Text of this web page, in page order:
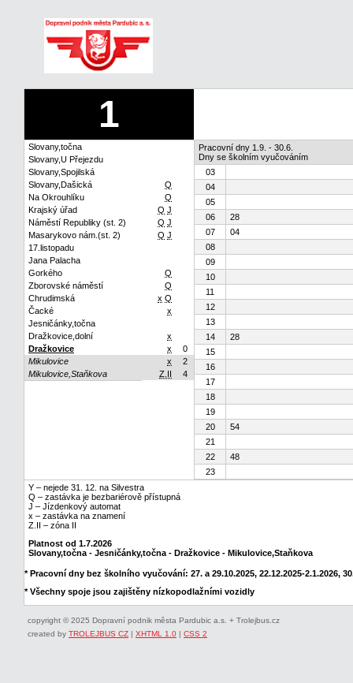
1
Slovany,točna
Slovany,U Přejezdu
Slovany,Spojilská
Slovany,Dašická
Q
Na Okrouhlíku
Q
Krajský úřad
Q J
Náměstí Republiky (st. 2)
Q J
Masarykovo nám.(st. 2)
Q J
17.listopadu
Jana Palacha
Gorkého
Q
Zborovské náměstí
Q
Chrudimská
x Q
Čacké
x
Jesničánky,točna
Dražkovice,dolní
x
Dražkovice
x
0
Mikulovice
x
2
Mikulovice,Staňkova
Z.II 4
Pracovní dny 1.9. - 30.6.
Dny se školním vyučováním
03
04
05
06
28
07
04
08
09
10
11
12
13
14
28
15
16
17
18
19
20
54
21
22
48
23
Y – nejede 31. 12. na Silvestra
Q – zastávka je bezbariérově přístupná
J – Jízdenkový automat
x – zastávka na znamení
Z.II – zóna II
Platnost od 1.7.2026
Slovany,točna - Jesničánky,točna - Dražkovice - Mikulovice,Staňkova
* Pracovní dny bez školního vyučování: 27. a 29.10.2025, 22.12.2025-2.1.2026,
* Všechny spoje jsou zajištěny nízkopodlažními vozidly
copyright © 2025 Dopravní podnik města Pardubic a.s. + Trolejbus.cz
created by TROLEJBUS CZ | XHTML 1.0 | CSS 2